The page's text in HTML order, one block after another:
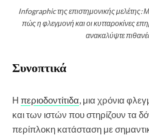
Infographic της επιστημονικής μελέτης:
πώς η φλεγμονή και οι κυτταροκίνες
ανακαλύψτε
Συνοπτικά
Η περιοδοντίτιδα, μια χρόνια
και των ιστών που στηρίζουν τα
περίπλοκη κατάσταση με